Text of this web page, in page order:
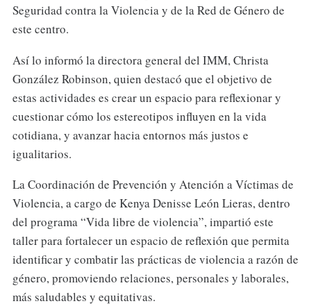
Seguridad contra la Violencia y de la Red de Género de
este centro.
Así lo informó la directora general del IMM, Christa
González Robinson, quien destacó que el objetivo de
estas actividades es crear un espacio para reflexionar y
cuestionar cómo los estereotipos influyen en la vida
cotidiana, y avanzar hacia entornos más justos e
igualitarios.
La Coordinación de Prevención y Atención a Víctimas de
Violencia, a cargo de Kenya Denisse León Lieras, dentro
del programa “Vida libre de violencia”, impartió este
taller para fortalecer un espacio de reflexión que permita
identificar y combatir las prácticas de violencia a razón de
género, promoviendo relaciones, personales y laborales,
más saludables y equitativas.